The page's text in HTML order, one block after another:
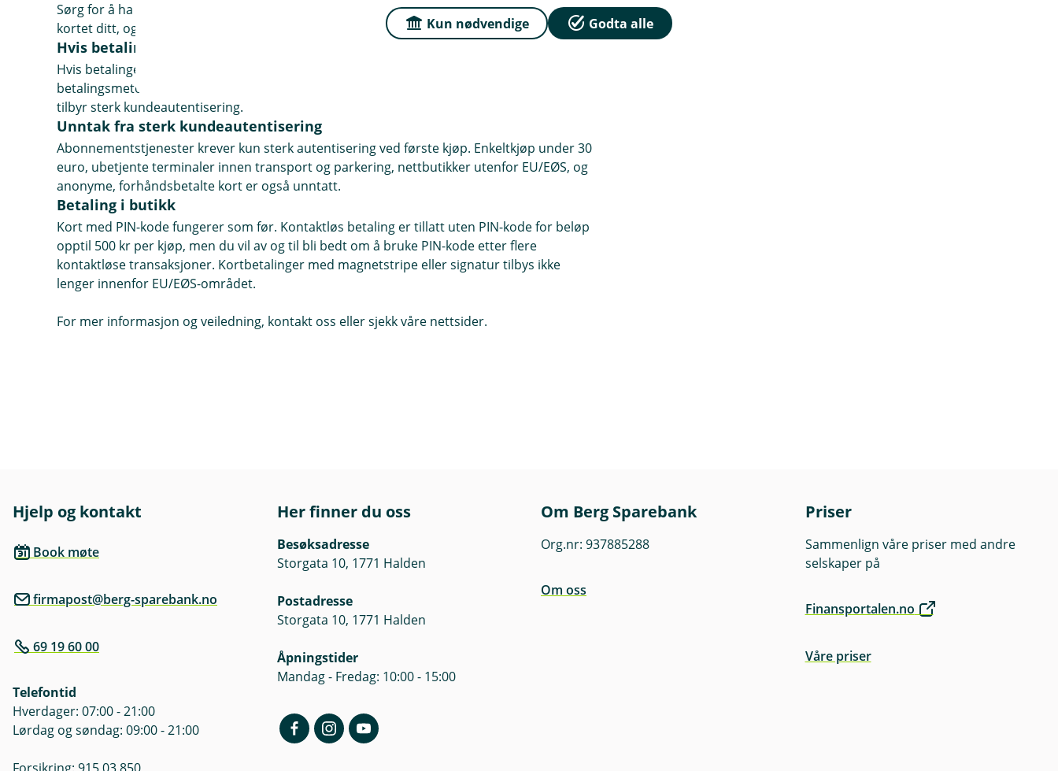
Sørg for å ha BankID. Kontakt banken din hvis du ikke har BankID. Kjenn PIN-koden til
kortet ditt, og finn den i nettbank eller mobilbank hvis du har glemt den.
Hvis betaling blir avvist
Hvis betalingen blir avvist, kontakt nettbutikken for å spørre om alternative
betalingsmetoder, som faktura. Alternativt kan du handle hos en annen nettbutikk som
tilbyr sterk kundeautentisering.
Unntak fra sterk kundeautentisering
Abonnementstjenester krever kun sterk autentisering ved første kjøp. Enkeltkjøp under 30
euro, ubetjente terminaler innen transport og parkering, nettbutikker utenfor EU/EØS, og
anonyme, forhåndsbetalte kort er også unntatt.
Betaling i butikk
Kort med PIN-kode fungerer som før. Kontaktløs betaling er tillatt uten PIN-kode for beløp
opptil 500 kr per kjøp, men du vil av og til bli bedt om å bruke PIN-kode etter flere
kontaktløse transaksjoner. Kortbetalinger med magnetstripe eller signatur tilbys ikke
lenger innenfor EU/EØS-området.
For mer informasjon og veiledning, kontakt oss eller sjekk våre nettsider.
Hjelp og kontakt
Book møte
firmapost@berg-sparebank.no
69 19 60 00
Telefontid
Hverdager: 07:00 - 21:00
Lørdag og søndag: 09:00 - 21:00
Her finner du oss
Besøksadresse
Storgata 10, 1771 Halden
Postadresse
Storgata 10, 1771 Halden
Åpningstider
Mandag - Fredag: 10:00 - 15:00
Om Berg Sparebank
Org.nr: 937885288
Om oss
Priser
Sammenlign våre priser med andre
selskaper på
Finansportalen.no
Våre priser
Kun nødvendige Godta alle